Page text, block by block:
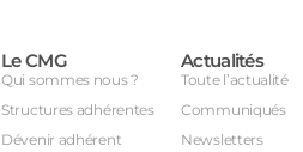
Le CMG
Qui sommes nous ?
Structures adhérentes
Dévenir adhérent
Actualités
Toute l’actualité
Communiqués
Newsletters